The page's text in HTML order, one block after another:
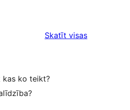
Skatīt visas
kas ko teikt?